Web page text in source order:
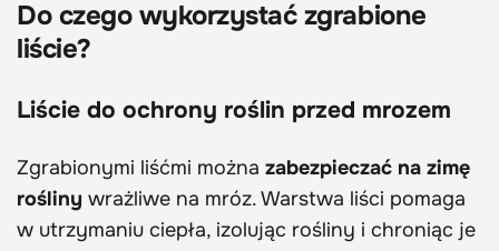
Do czego wykorzystać zgrabione
liście?
Liście do ochrony roślin przed mrozem
Zgrabionymi liśćmi można zabezpieczać na zimę
rośliny wrażliwe na mróz. Warstwa liści pomaga
w utrzymaniu ciepła, izolując rośliny i chroniąc je